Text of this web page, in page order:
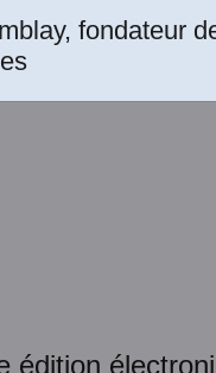
édition
fondateur